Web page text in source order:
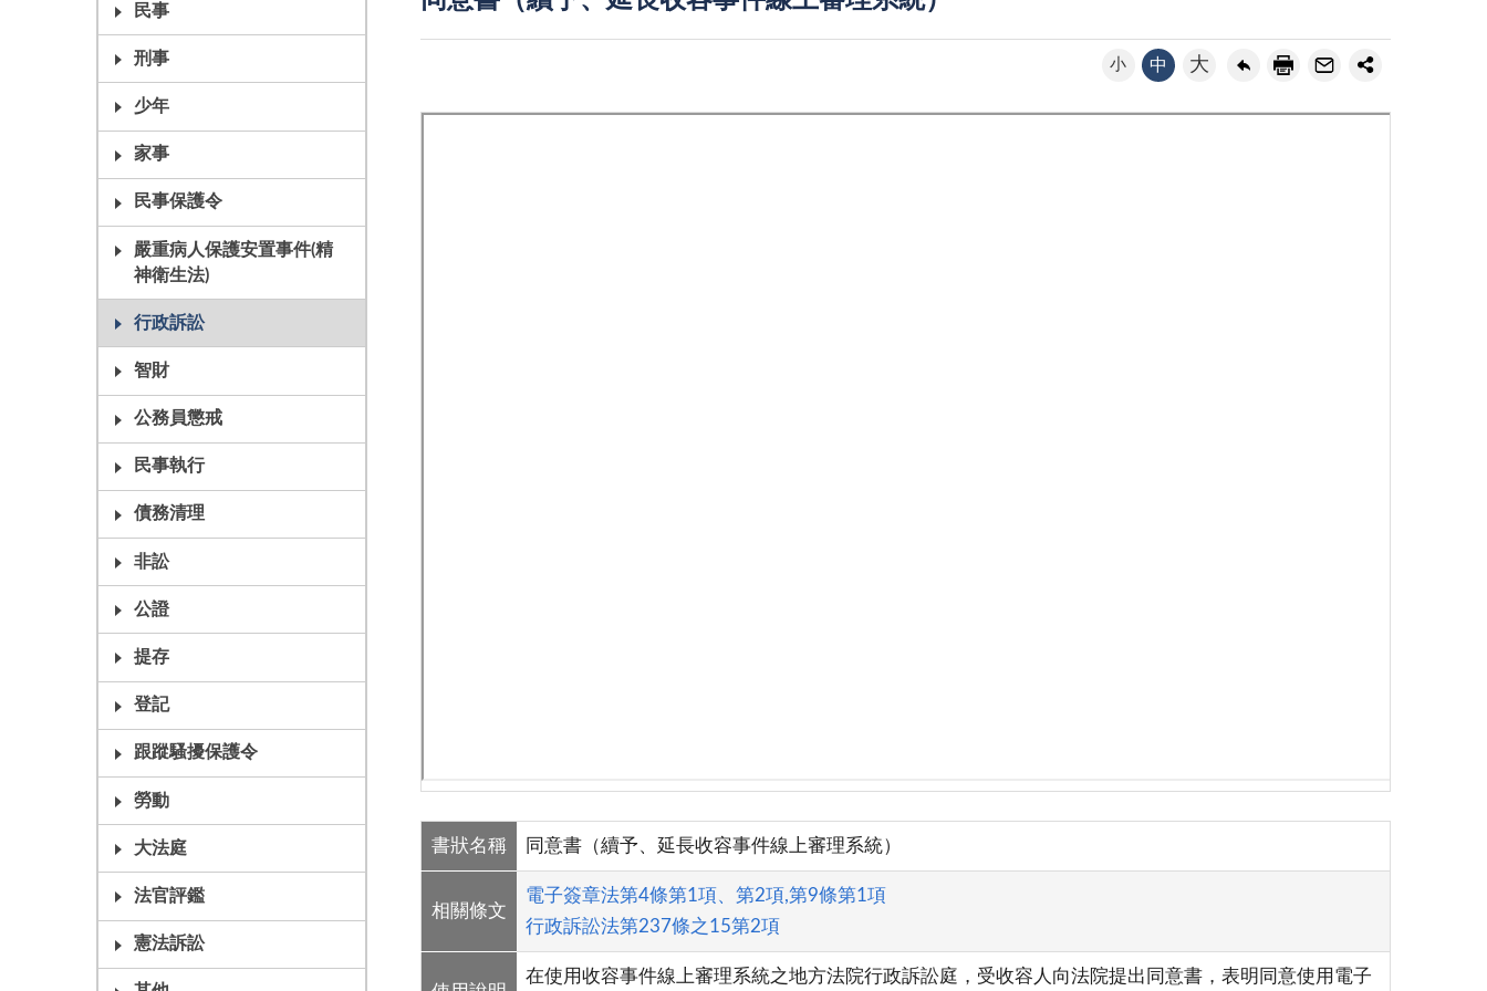
民事
刑事
少年
家事
民事保護令
嚴重病人保護安置事件(精
神衛生法)
行政訴訟
智財
公務員懲戒
民事執行
債務清理
非訟
公證
提存
登記
跟蹤騷擾保護令
勞動
大法庭
法官評鑑
憲法訴訟
小 中 大
書狀名稱 同意書（續予、延長收容事件線上審理系統）
相關條文
電子簽章法第4條第1項、第2項,第9條第1項
行政訴訟法第237條之15第2項
在使用收容事件線上審理系統之地方法院行政訴訟庭，受收容人向法院提出同意書，表明同意使用電子